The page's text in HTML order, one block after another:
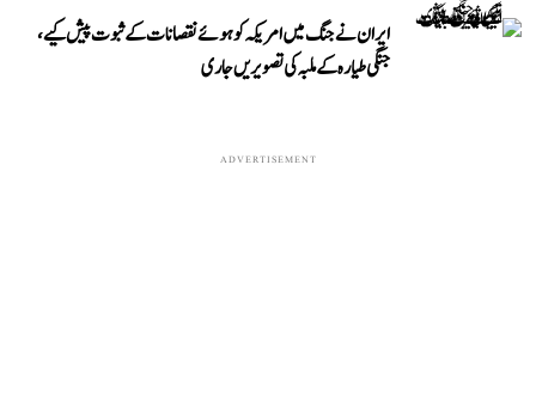
ایران نے جنگ میں امریکہ کو ہوئے نقصانات کے ثبوت پیش کیے،
جنگی طیارہ کے ملبہ کی تصویریں جاری
ADVERTISEMENT